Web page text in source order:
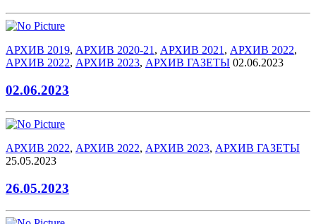
АРХИВ 2019, АРХИВ 2020-21 , АРХИВ 2021 , АРХИВ 2022,
АРХИВ 2022, АРХИВ 2023, АРХИВ ГАЗЕТЫ 02.06.2023
02.06.2023
АРХИВ 2022, АРХИВ 2022, АРХИВ 2023, АРХИВ ГАЗЕТЫ
25.05.2023
26.05.2023